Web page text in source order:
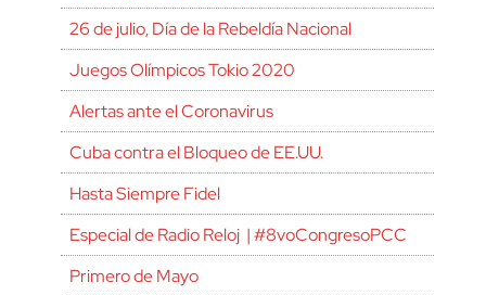
26 de julio, Día de la Rebeldía Nacional
Juegos Olímpicos Tokio 2020
Alertas ante el Coronavirus
Cuba contra el Bloqueo de EE.UU.
Hasta Siempre Fidel
Especial de Radio Reloj | #8voCongresoPCC
Primero de Mayo